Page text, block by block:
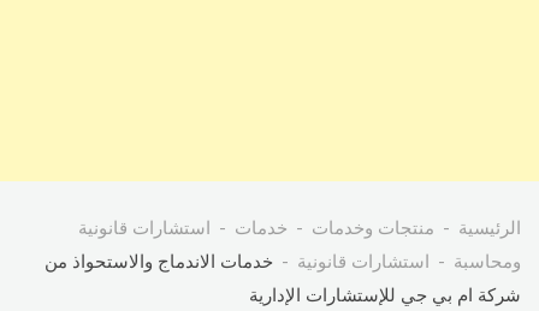
الرئيسية منتجات وخدمات خدمات
استشارات قانونية
ومحاسبة
استشارات قانونية
خدمات الاندماج والاستحواذ من
شركة ام بي جي للإستشارات الإدارية